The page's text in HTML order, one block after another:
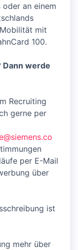
an einem
mit
100.
werde
Recruiting
gerne per
per E-Mail
über
ist
mehr über